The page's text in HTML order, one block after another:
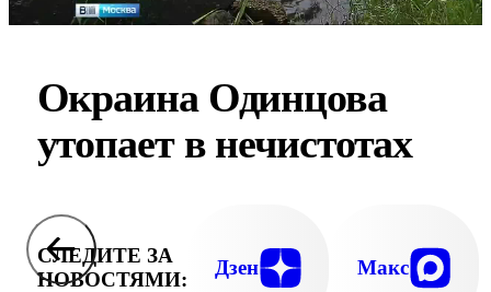
Окраина Одинцова
утопает в нечистотах
СЛЕДИТЕ ЗА
НОВОСТЯМИ:
Дзен Макс